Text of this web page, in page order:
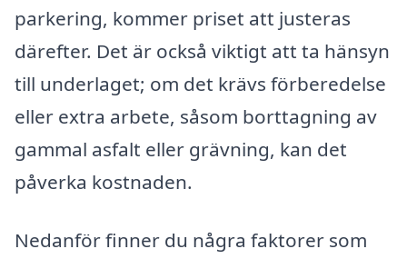
parkering, kommer priset att justeras
därefter. Det är också viktigt att ta hänsyn
till underlaget; om det krävs förberedelse
eller extra arbete, såsom borttagning av
gammal asfalt eller grävning, kan det
påverka kostnaden.
Nedanför finner du några faktorer som